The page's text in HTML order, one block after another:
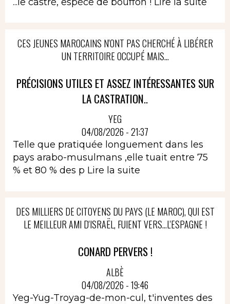
CES JEUNES MAROCAINS N'ONT PAS CHERCHÉ À LIBÉRER
UN TERRITOIRE OCCUPÉ MAIS...
PRÉCISIONS UTILES ET ASSEZ INTÉRESSANTES SUR
LA CASTRATION..
YEG
04/08/2026 - 21:37
Telle que pratiquée longuement dans les
pays arabo-musulmans ,elle tuait entre 75
% et 80 % des p Lire la suite
DES MILLIERS DE CITOYENS DU PAYS (LE MAROC), QUI EST
LE MEILLEUR AMI D'ISRAËL, FUIENT VERS...L'ESPAGNE !
CONARD PERVERS !
ALBÈ
04/08/2026 - 19:46
Yeg-Yug-Troyag-de-mon-cul, t'inventes des